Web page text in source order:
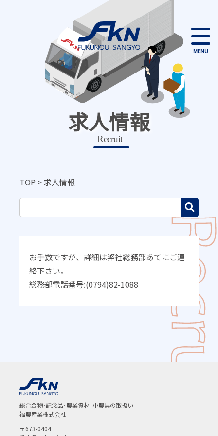
MENU
求人情報
Recruit
TOP >求人情報
お手数ですが、詳細は弊社総務部あてにご連
絡下さい。
総務部電話番号:(0794)82-1088
総合金物･記念品･農業資材･小農具の取扱い
福農産業株式会社
〒673-0404